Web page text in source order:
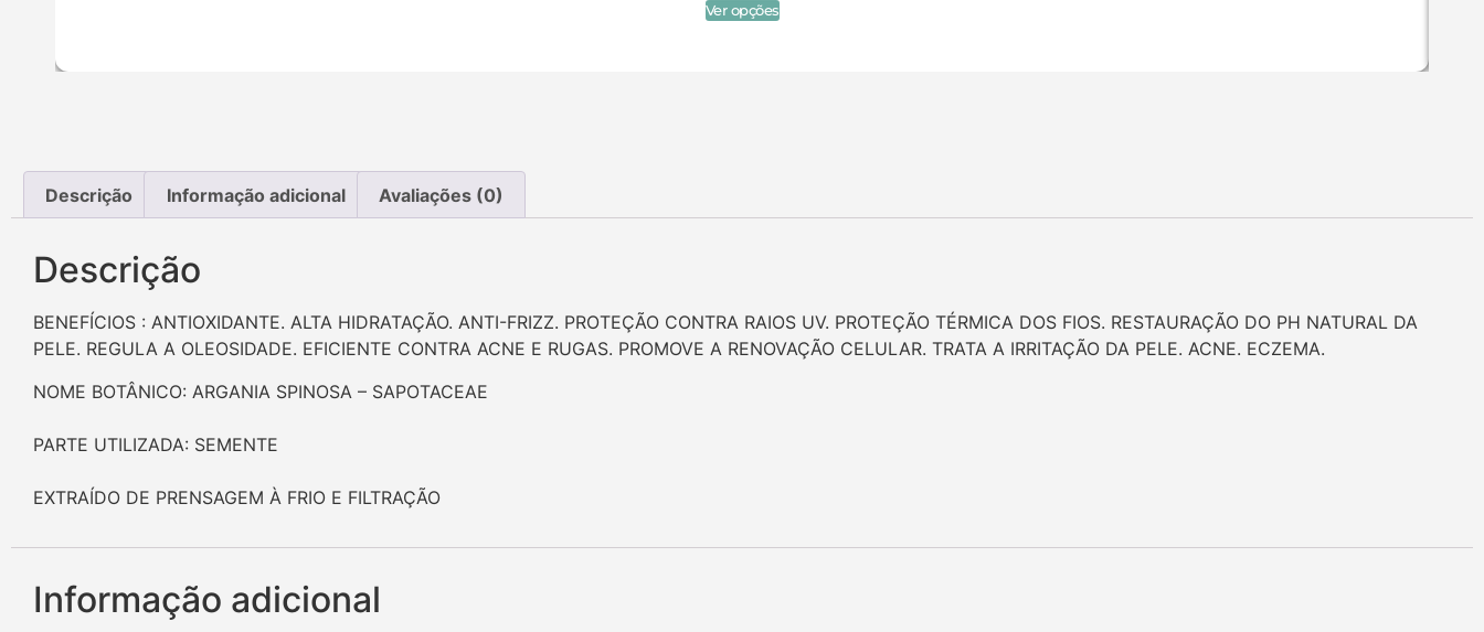
Ver opções
Descrição Informação adicional Avaliações (0)
Descrição
BENEFÍCIOS : ANTIOXIDANTE. ALTA HIDRATAÇÃO. ANTI-FRIZZ. PROTEÇÃO CONTRA RAIOS UV. PROTEÇÃO TÉRMICA DOS FIOS. RESTAURAÇÃO DO PH NATURAL DA
PELE. REGULA A OLEOSIDADE. EFICIENTE CONTRA ACNE E RUGAS. PROMOVE A RENOVAÇÃO CELULAR. TRATA A IRRITAÇÃO DA PELE. ACNE. ECZEMA.
NOME BOTÂNICO: ARGANIA SPINOSA – SAPOTACEAE
PARTE UTILIZADA: SEMENTE
EXTRAÍDO DE PRENSAGEM À FRIO E FILTRAÇÃO
Informação adicional